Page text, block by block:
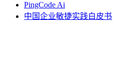
PingCode Ai
中国企业敏捷实践白皮书